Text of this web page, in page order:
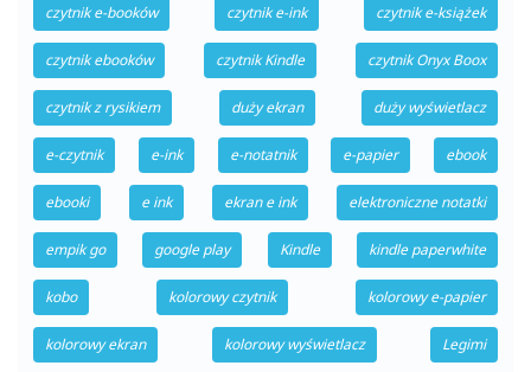
czytnik e-booków czytnik e-ink czytnik e-książek
czytnik ebooków czytnik Kindle czytnik Onyx Boox
czytnik z rysikiem duży ekran duży wyświetlacz
e-czytnik e-ink e-notatnik e-papier ebook
ebooki e ink ekran e ink elektroniczne notatki
empik go google play Kindle kindle paperwhite
kobo kolorowy czytnik kolorowy e-papier
kolorowy ekran kolorowy wyświetlacz Legimi